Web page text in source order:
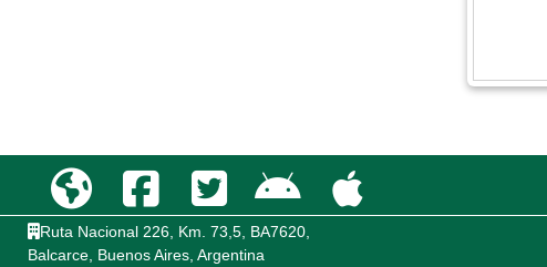
Ruta Nacional 226, Km. 73,5, BA7620,
Balcarce, Buenos Aires, Argentina